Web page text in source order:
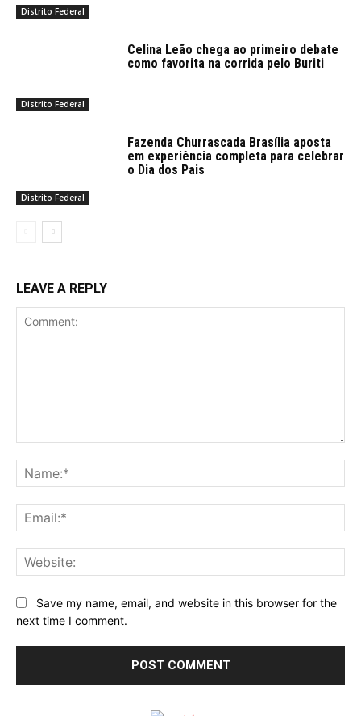
Distrito Federal
Distrito Federal
Celina Leão chega ao primeiro debate
como favorita na corrida pelo Buriti
Distrito Federal
Fazenda Churrascada Brasília aposta
em experiência completa para celebrar
o Dia dos Pais
LEAVE A REPLY
Save my name, email, and website in this browser for the
next time I comment.